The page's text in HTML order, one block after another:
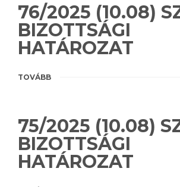
76/2025 (10.08)
BIZOTTSÁGI
HATÁROZAT
TOVÁBB
75/2025 (10.08)
BIZOTTSÁGI
HATÁROZAT